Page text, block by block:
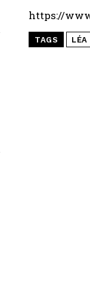
https://
TAGS LÉA